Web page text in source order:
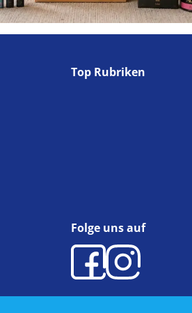
Top Rubriken
Folge uns auf